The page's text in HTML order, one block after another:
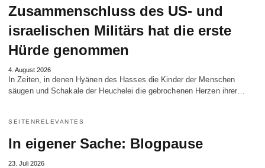
Zusammenschluss des US- und
israelischen Militärs hat die erste
Hürde genommen
4. August 2026
In Zeiten, in denen Hyänen des Hasses die Kinder der Menschen
säugen und Schakale der Heuchelei die gebrochenen Herzen ihrer…
SEITENRELEVANTES
In eigener Sache: Blogpause
23. Juli 2026